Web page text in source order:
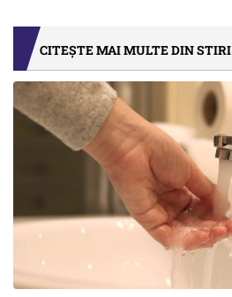
CITEȘTE MAI MULTE DIN STIRI